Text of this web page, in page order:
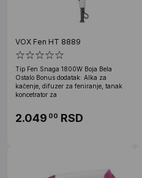
VOX Fen HT 8889
Tip Fen Snaga 1800W Boja Bela
Ostalo Bonus dodatak: Alka za
kačenje, difuzer za feniranje, tanak
koncetrator za
2.049 00 RSD